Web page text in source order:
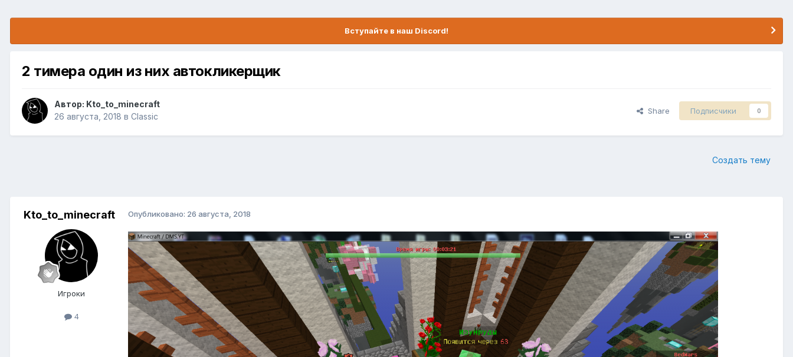
Вступайте в наш Discord!
2 тимера один из них автокликерщик
Автор: Kto_to_minecraft
26 августа, 2018 в Classic
Share Подписчики 0
Создать тему
Kto_to_minecraft
Игроки
4
Опубликовано: 26 августа, 2018